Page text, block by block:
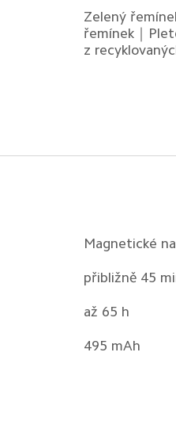
Zelený
řemínek｜
z
Magnetické
přibližně 45
až 65 h
495 mAh